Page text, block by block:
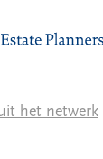
het netwerk